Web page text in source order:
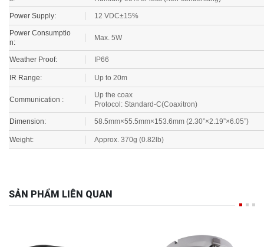
Power Supply: 12 VDC±15%
Power Consumptio
n:
Weather Proof: IP66
IR Range: Up to 20m
Up the coax
Protocol:Standard
Dimension: 58.5mm×55.5mm×153.6mm (2.30”×2.19”×6.05”)
Weight: Approx. 370g (0.82lb)
SẢN PHẨM LIÊN QUAN